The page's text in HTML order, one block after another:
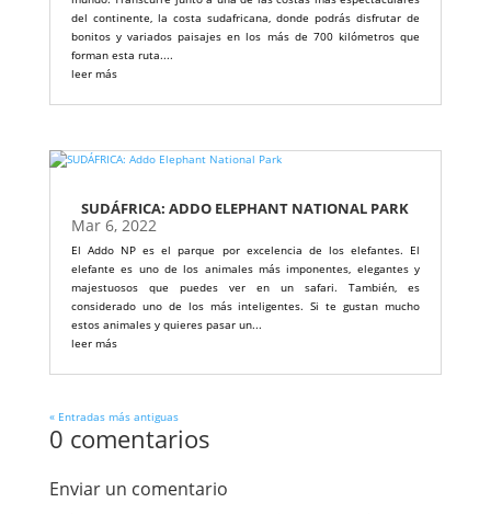
del continente, la costa sudafricana, donde podrás disfrutar de
bonitos y variados paisajes en los más de 700 kilómetros que
forman esta ruta....
leer más
SUDÁFRICA: ADDO ELEPHANT NATIONAL PARK
Mar 6, 2022
El Addo NP es el parque por excelencia de los elefantes. El
elefante es uno de los animales más imponentes, elegantes y
majestuosos que puedes ver en un safari. También, es
considerado uno de los más inteligentes. Si te gustan mucho
estos animales y quieres pasar un...
leer más
« Entradas más antiguas
0 comentarios
Enviar un comentario